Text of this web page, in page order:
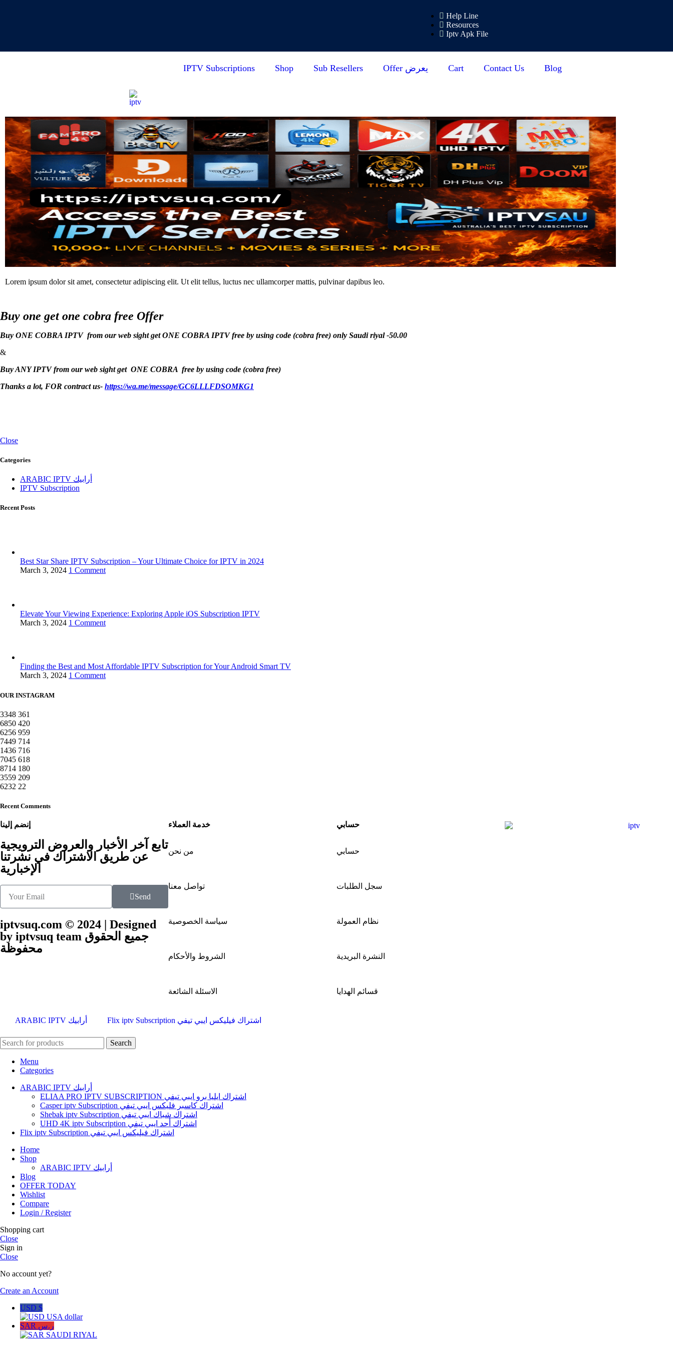
Help Line
Resources
Iptv Apk File
IPTV Subscriptions Shop Sub Resellers Offer يعرض Cart Contact Us Blog
Lorem ipsum dolor sit amet, consectetur adipiscing elit. Ut elit tellus, luctus nec ullamcorper mattis, pulvinar dapibus leo.
Buy one get one cobra free Offer
Buy ONE COBRA IPTV from our web sight get ONE COBRA IPTV free by using code (cobra free) only Saudi riyal -50.00
&
Buy ANY IPTV from our web sight get ONE COBRA free by using code (cobra free)
Thanks a lot, FOR contract us- https://wa.me/message/GC6LLLFDSOMKG1
Close
Categories
ARABIC IPTV أرابيك
IPTV Subscription
Recent Posts
Best Star Share IPTV Subscription – Your Ultimate Choice for IPTV in 2024
March 3, 2024 1 Comment
Elevate Your Viewing Experience: Exploring Apple iOS Subscription IPTV
March 3, 2024 1 Comment
Finding the Best and Most Affordable IPTV Subscription for Your Android Smart TV
March 3, 2024 1 Comment
OUR INSTAGRAM
3348 361
6850 420
6256 959
7449 714
1436 716
7045 618
8714 180
3559 209
6232 22
Recent Comments
إنضم إلينا
تابع آخر الأخبار والعروض الترويجية
عن طريق الاشتراك في نشرتنا
الإخبارية
Send
iptvsuq.com © 2024 | Designed
by iptvsuq team جميع الحقوق
محفوظة
خدمة العملاء
من نحن
تواصل معنا
سياسة الخصوصية
الشروط والأحكام
الاسئلة الشائعة
حسابي
حسابي
سجل الطلبات
نظام العمولة
النشرة البريدية
قسائم الهدايا
ARABIC IPTV أرابيك Flix iptv Subscription اشتراك فيليكس ايبي تيفي
Search
Menu
Categories
ARABIC IPTV أرابيك
ELIAA PRO IPTV SUBSCRIPTION اشتراك ايليا برو ايبي تيفي
Casper iptv Subscription اشتراك كاسبر فليكس ايبي تيفي
Shebak iptv Subscription اشتراك شباك ايبي تيفي
UHD 4K iptv Subscription اشتراك أحد ايبي تيفي
Flix iptv Subscription اشتراك فيليكس ايبي تيفي
Home
Shop
ARABIC IPTV أرابيك
Blog
OFFER TODAY
Wishlist
Compare
Login / Register
Shopping cart
Close
Sign in
Close
No account yet?
Create an Account
USD $
USA dollar
SAR ر.س
SAUDI RIYAL